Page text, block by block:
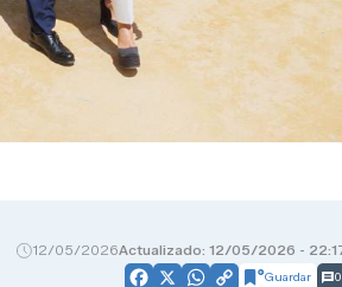
12/05/2026Actualizado: 12/05/2026 -
Guardar 0